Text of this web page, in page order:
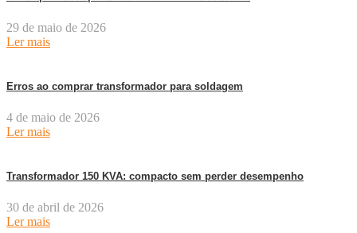
29 de maio de 2026
Ler mais
Erros ao comprar transformador para soldagem
4 de maio de 2026
Ler mais
Transformador 150 KVA: compacto sem perder desempenho
30 de abril de 2026
Ler mais